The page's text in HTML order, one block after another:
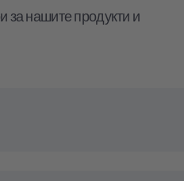
за нашите продукти и